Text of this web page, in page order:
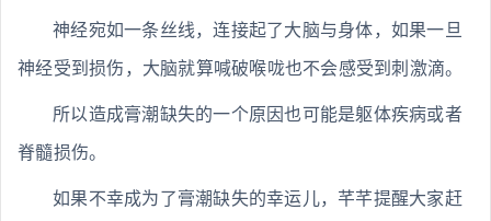
神经宛如一条丝线，连接起了大脑与身体，如果一旦
神经受到损伤，大脑就算喊破喉咙也不会感受到刺激滴。
所以造成膏潮缺失的一个原因也可能是躯体疾病或者
脊髓损伤。
如果不幸成为了膏潮缺失的幸运儿，芊芊提醒大家赶